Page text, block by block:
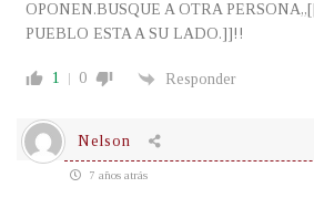
OPONEN.BUSQUE A OTRA
PUEBLO ESTA A SU LADO.]]!!
1 0 Responder
Nelson
7 años atrás